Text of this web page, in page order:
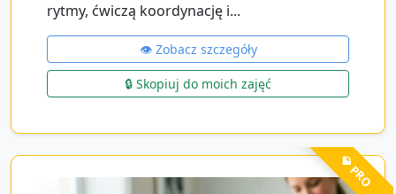
rytmy, ćwiczą koordynację i...
👁️ Zobacz szczegóły
🔒 Skopiuj do moich zajęć
💎 PRO